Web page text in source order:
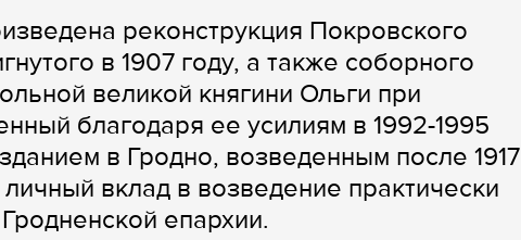
реконструкция Покровского
в 1907 году, а также соборного
великой княгини Ольги при
благодаря ее усилиям в 1992-1995
в Гродно, возведенным после 1917
вклад в возведение практически
епархии.